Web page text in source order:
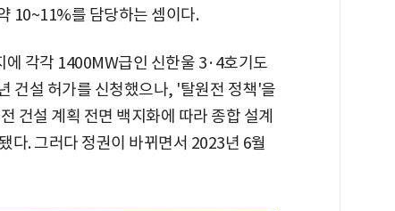
10~11%를 담당하는 셈이다.
각각 1400MW급인 신한울 3·4호기도
건설 허가를 신청했으나, '탈원전 정책'을
건설 계획 전면 백지화에 따라 종합 설계
다. 그러다 정권이 바뀌면서 2023년 6월